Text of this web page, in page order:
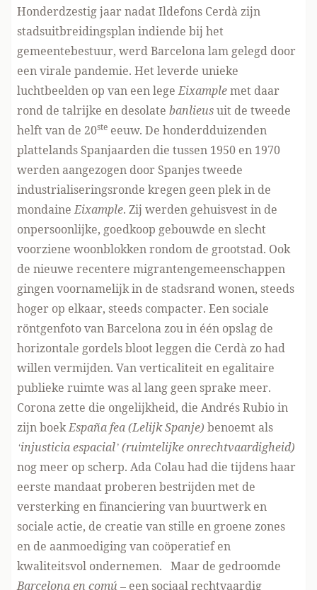
Honderdzestig jaar nadat Ildefons Cerdà zijn
stadsuitbreidingsplan indiende bij het
gemeentebestuur, werd Barcelona lam gelegd door
een virale pandemie. Het leverde unieke
luchtbeelden op van een legeEixamplemet daar
rond de talrijke en desolate banlieusuit de tweede
helft van de 20ste eeuw. De honderdduizenden
plattelands Spanjaarden die tussen 1950 en 1970
werden aangezogen door Spanjes tweede
industrialiseringsronde kregen geen plek in de
mondaineEixample. Zij werden gehuisvest in de
onpersoonlijke, goedkoop gebouwde en slecht
voorziene woonblokken rondom de grootstad. Ook
de nieuwe recentere migrantengemeenschappen
gingen voornamelijk in de stadsrand wonen, steeds
hoger op elkaar, steeds compacter. Een sociale
röntgenfoto van Barcelona zou in één opslag de
horizontale gordels bloot leggen die Cerdà zo had
willen vermijden. Van verticaliteit en egalitaire
publieke ruimte was al lang geen sprake meer.
Corona zette die ongelijkheid, die Andrés Rubio in
zijn boekEspaña fea (Lelijk Spanje) benoemt als
‘injusticia espacial’ (ruimtelijke onrechtvaardigheid)
nog meer op scherp. Ada Colau had die tijdens haar
eerste mandaat proberen bestrijden met de
versterking en financiering van buurtwerk en
sociale actie, de creatie van stille en groene zones
en de aanmoediging van coöperatief en
kwaliteitsvol ondernemen. Maar de gedroomde
Barcelona en comú – een sociaal rechtvaardig